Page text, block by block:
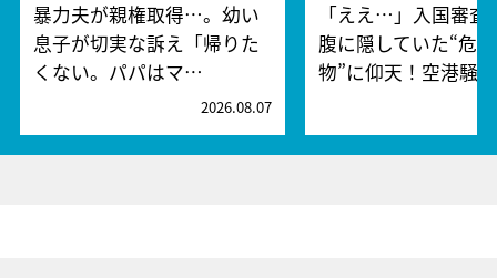
暴力夫が親権取得…。幼い
息子が切実な訴え「帰りた
くない。パパはマ…
2026.08.07
「ええ…」入国審査
腹に隠していた“危
物”に仰天！空港騒